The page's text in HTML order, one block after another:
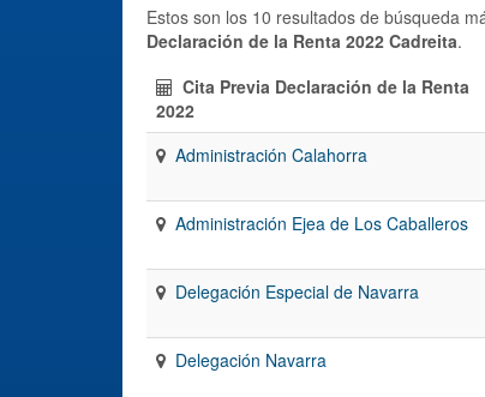
Estos son los 10 resultados de búsqueda
Declaración de la Renta 2022 Cadreita.
Cita Previa Declaración de la Renta
2022
Administración Calahorra
Administración Ejea de Los Caballeros
Delegación Especial de Navarra
Delegación Navarra